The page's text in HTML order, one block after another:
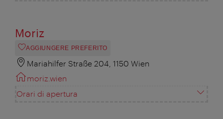
Moriz
AGGIUNGERE PREFERITO
Mariahilfer Straße 204, 1150 Wien
moriz.wien
Orari di apertura